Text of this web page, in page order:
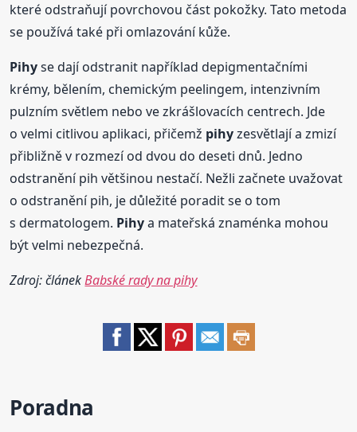
které odstraňují povrchovou část pokožky. Tato metoda
se používá také při omlazování kůže.
Pihyse dají odstranit například depigmentačními
krémy, bělením, chemickým peelingem, intenzivním
pulzním světlem nebo ve zkrášlovacích centrech. Jde
o velmi citlivou aplikaci, přičemž pihyzesvětlají a zmizí
přibližně v rozmezí od dvou do deseti dnů. Jedno
odstranění pih většinou nestačí. Nežli začnete uvažovat
o odstranění pih, je důležité poradit se o tom
s dermatologem. Pihya mateřská znaménka mohou
být velmi nebezpečná.
Zdroj: článekBabské rady na pihy
Poradna